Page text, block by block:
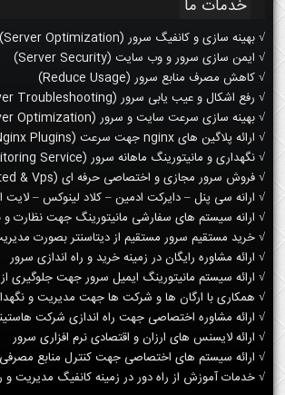
خدمات ما
√ بهینه سازی و کانفیگ سرور (Server Optimization)
√ ایمن سازی سرور و وب سایت (Server Security)
√ کاهش مصرف منابع سرور (Reduce Usage)
√ رفع اشکال و عیب یابی سرور (Server Troubleshooting )
√ بهینه سازی سرعت سایت و سرور (Server Optimization )
√ ارائه پلاگین های nginx جهت سرعت (Nginx Plugins)
√ نگهداری و مانیتورینگ ماهانه سرور (Server Monitoring Service)
√ فروش سرور مجازی و اختصاصی حرفه ای (Dedicated & Vps)
√ ارانه سی پنل – دایرکت ادمین – کلاد لینوکس – لایت
√ ارانه سیستم های سفارشی مانیتورینگ جهت نظارت و
√ خرید مستقیم سرور مستقیم از دیتاسنتر بصورت
√ ارائه مشاوره رایگان در زمینه خرید و راه اندازی سرور
√ ارائه سیستم مانیتورینگ ایمیل سرور جهت جلوگیری
√ همکاری با ارگان ها و شرکت ها جهت مدیریت و
√ ارائه مشاوره اختصاصی جهت راه اندازی شرکت
√ ارائه لایسنس های ارزان و اقتصادی نرم افزاری سرور
√ ارائه سیستم های اختصاصی جهت کنترل منابع
√ خدمات آموزش از راه دور در زمینه کانفیگ مدیریت و